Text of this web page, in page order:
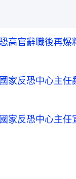
高官辭職後再
家反恐中心主
家反恐中心主任